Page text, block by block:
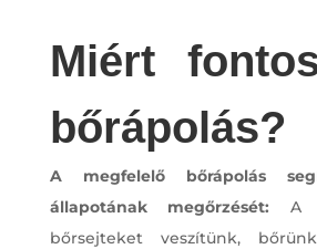
Miért
bőrápolás?
A megfelelő bőrápolás
állapotának megőrzését: A
bőrsejteket veszítünk,